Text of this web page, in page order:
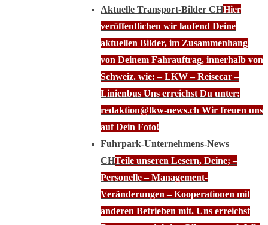
Aktuelle Transport-Bilder CHHier
veröffentlichen wir laufend Deine
aktuellen Bilder, im Zusammenhang
von Deinem Fahrauftrag, innerhalb von
Schweiz. wie: – LKW – Reisecar –
Linienbus Uns erreichst Du unter:
redaktion@lkw-news.ch Wir freuen uns
auf Dein Foto!
Fuhrpark-Unternehmens-News
CHTeile unseren Lesern, Deine; –
Personelle – Management-
Veränderungen – Kooperationen mit
anderen Betrieben mit. Uns erreichst